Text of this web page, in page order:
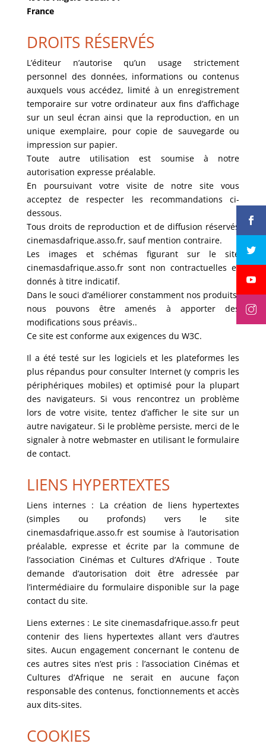
France
DROITS RÉSERVÉS
L’éditeur n’autorise qu’un usage strictement
personnel des données, informations ou contenus
auxquels vous accédez, limité à un enregistrement
temporaire sur votre ordinateur aux fins d’affichage
sur un seul écran ainsi que la reproduction, en un
unique exemplaire, pour copie de sauvegarde ou
impression sur papier.
Toute autre utilisation est soumise à notre
autorisation expresse préalable.
En poursuivant votre visite de notre site vous
acceptez de respecter les recommandations ci-
dessous.
Tous droits de reproduction et de diffusion réservés
cinemasdafrique.asso.fr, sauf mention contraire.
Les images et schémas figurant sur le site
cinemasdafrique.asso.fr sont non contractuelles et
donnés à titre indicatif.
Dans le souci d’améliorer constamment nos produits,
nous pouvons être amenés à apporter des
modifications sous préavis..
Ce site est conforme aux exigences du W3C.
Il a été testé sur les logiciels et les plateformes les
plus répandus pour consulter Internet (y compris les
périphériques mobiles) et optimisé pour la plupart
des navigateurs. Si vous rencontrez un problème
lors de votre visite, tentez d’afficher le site sur un
autre navigateur. Si le problème persiste, merci de le
signaler à notre webmaster en utilisant le formulaire
de contact.
LIENS HYPERTEXTES
Liens internes : La création de liens hypertextes
(simples ou profonds) vers le site
cinemasdafrique.asso.fr est soumise à l’autorisation
préalable, expresse et écrite par la commune de
l’association Cinémas et Cultures d’Afrique . Toute
demande d’autorisation doit être adressée par
l’intermédiaire du formulaire disponible sur la page
contact du site.
Liens externes : Le site cinemasdafrique.asso.fr peut
contenir des liens hypertextes allant vers d’autres
sites. Aucun engagement concernant le contenu de
ces autres sites n’est pris : l’association Cinémas et
Cultures d’Afrique ne serait en aucune façon
responsable des contenus, fonctionnements et accès
aux dits-sites.
COOKIES